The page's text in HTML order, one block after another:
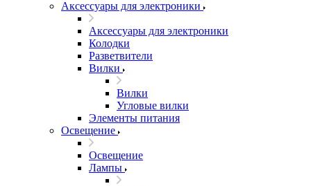
Аксессуары для электроники
Аксессуары для электроники
Колодки
Разветвители
Вилки
Вилки
Угловые вилки
Элементы питания
Освещение
Освещение
Лампы